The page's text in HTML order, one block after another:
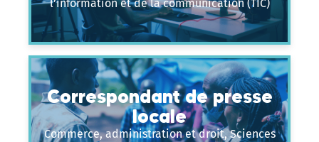
l’information et de la communication (TIC)
Correspondant de presse
locale
Commerce, administration et droit, Sciences